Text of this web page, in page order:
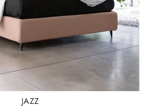
JAZZ